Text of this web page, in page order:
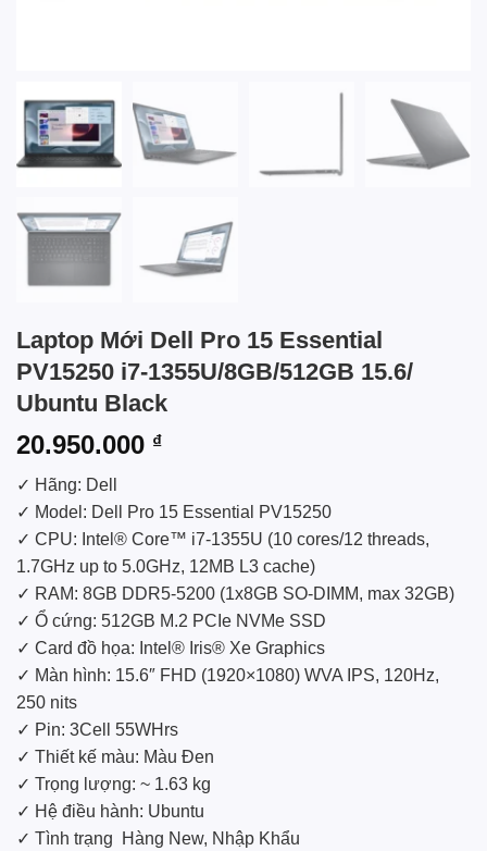
Laptop Mới Dell Pro 15 Essential
PV15250 i7-1355U/8GB/512GB 15.6/
Ubuntu Black
20.950.000 ₫
✓ Hãng: Dell
✓ Model: Dell Pro 15 Essential PV15250
✓ CPU: Intel® Core™ i7-1355U (10 cores/12 threads,
1.7GHz up to 5.0GHz, 12MB L3 cache)
✓ RAM: 8GB DDR5-5200 (1x8GB SO-DIMM, max 32GB)
✓ Ổ cứng: 512GB M.2 PCIe NVMe SSD
✓ Card đồ họa: Intel® Iris® Xe Graphics
✓ Màn hình: 15.6″ FHD (1920×1080) WVA IPS, 120Hz,
250 nits
✓ Pin: 3Cell 55WHrs
✓ Thiết kế màu: Màu Đen
✓ Trọng lượng: ~ 1.63 kg
✓ Hệ điều hành: Ubuntu
✓ Tình trạng
Hàng New, Nhập Khẩu